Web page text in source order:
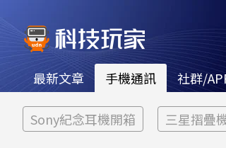
最新文章 手機通訊 社群/
Sony紀念耳機開箱 三星摺疊